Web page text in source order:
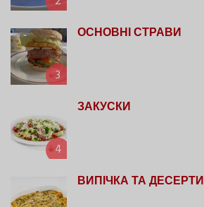
3
ОСНОВНІ СТРАВИ
4
ЗАКУСКИ
ВИПІЧКА ТА ДЕСЕРТИ